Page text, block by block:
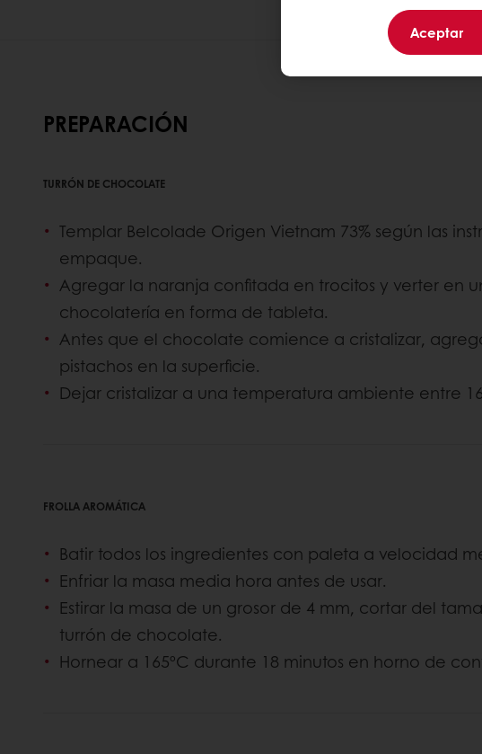
PREPARACIÓN
TURRÓN DE CHOCOLATE
Templar Belcolade Origen Vietnam 73% según las
empaque.
Agregar la naranja confitada en trocitos y verter en
chocolatería en forma de tableta.
Antes que el chocolate comience a cristalizar,
pistachos en la superficie.
Dejar cristalizar a una temperatura ambiente entre
FROLLA AROMÁTICA
Batir todos los ingredientes con paleta a velocidad
Enfriar la masa media hora antes de usar.
Estirar la masa de un grosor de 4 mm, cortar del
turrón de chocolate.
Hornear a 165ºC durante 18 minutos en horno de
Aceptar